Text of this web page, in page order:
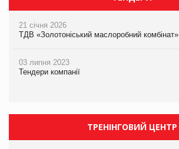
21 січня 2026
ТДВ «Золотоніський маслоробний комбінат»
03 липня 2023
Тендери компанії
ТРЕНІНГОВИЙ ЦЕНТР